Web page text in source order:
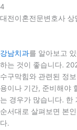
4
대전이혼전문변호사
강남치과를 알아보고
하는 것이 좋습니다.
수구막힘와 관련된 정
용이나 기간, 준비해야
는 경우가 많습니다. 한
순서대로 살펴보면 본
다.